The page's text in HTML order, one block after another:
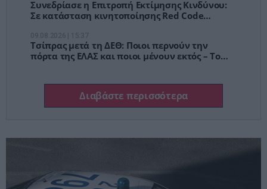
Συνεδρίασε η Επιτροπή Εκτίμησης Κινδύνου:
Σε κατάσταση κινητοποίησης Red Code
Τσίπρας μετά τη ΔΕΘ: Ποιοι περνούν την
πόρτα της ΕΛΑΣ και ποιοι μένουν εκτός – Το
Διαβάστε περισσότερα